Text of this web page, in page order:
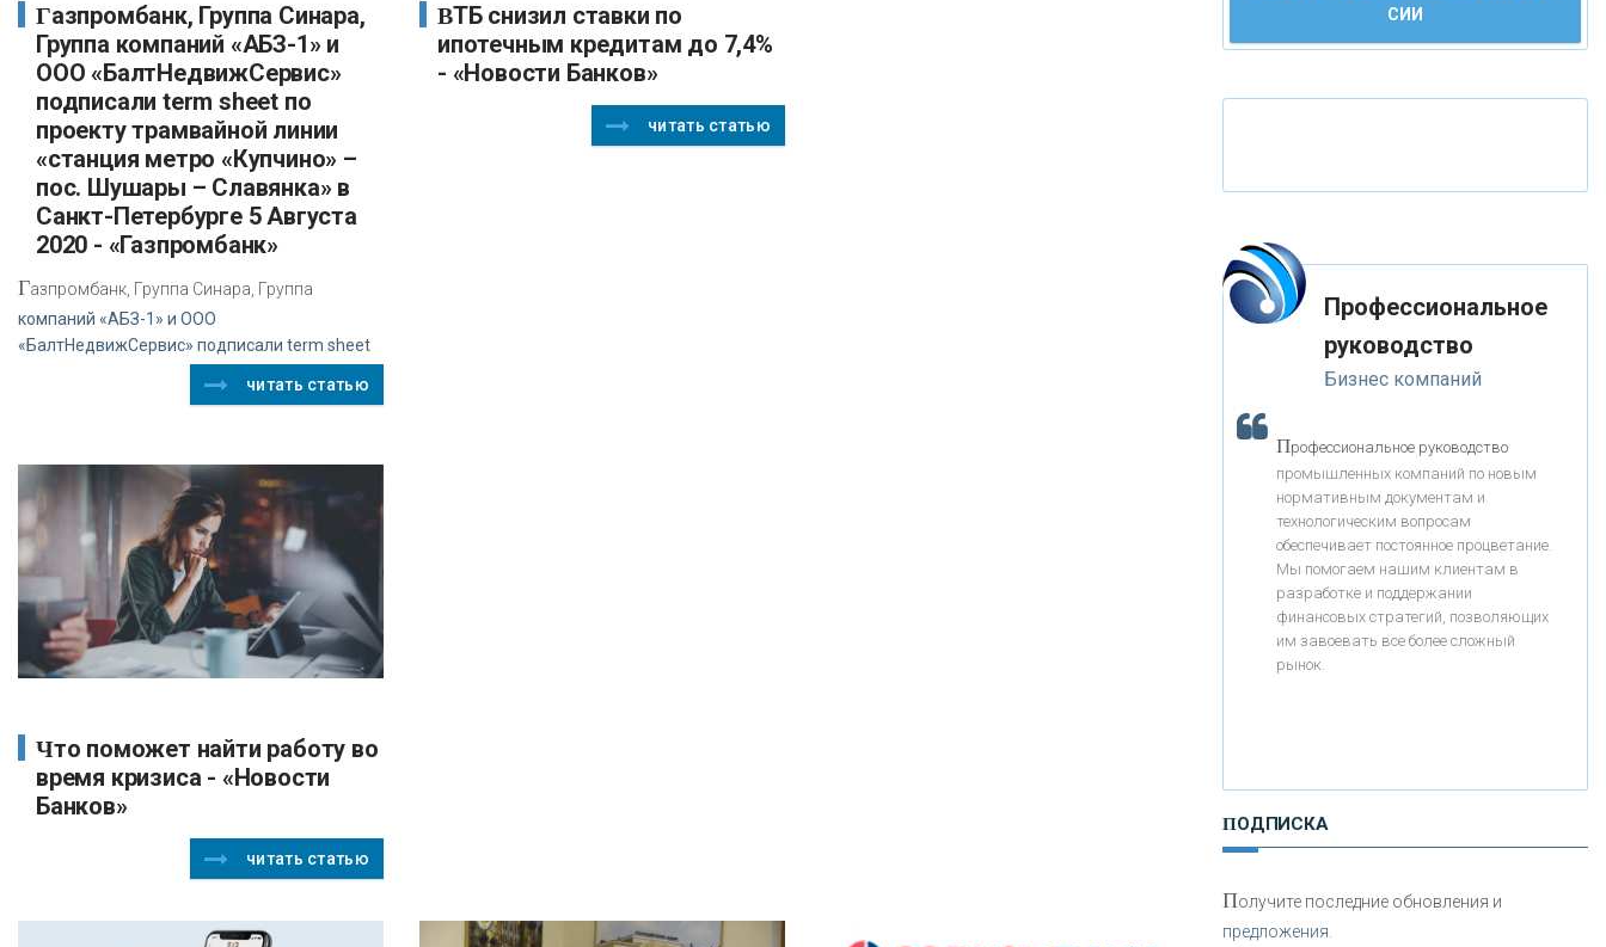
Газпромбанк, Группа Синара,
Группа компаний «АБЗ-1» и
ООО «БалтНедвижСервис»
подписали term sheet по
проекту трамвайной линии
«станция метро «Купчино» –
пос. Шушары – Славянка» в
Санкт-Петербурге 5 Августа
2020 - «Газпромбанк»
Газпромбанк, Группа Синара, Группа
компаний «АБЗ-1» и ООО
«БалтНедвижСервис» подписали term sheet
читать статью
ВТБ снизил ставки по
ипотечным кредитам до 7,4%
- «Новости Банков»
читать статью
Что поможет найти работу во
время кризиса - «Новости
Банков»
читать статью
«ВНЕШПРОМБАНК»
«ТРАСТ»
«ГАЗПРОМБАНК»
«МОСКОВСКИЙ КРЕДИТНЫЙ
БАНК»
«АБСОЛЮТ БАНК»
«БАНК ВОЗРОЖДЕНИЕ»
«РОССИЙСКИЙ КАПИТАЛ»
«НАЦИОНАЛЬНЫЙ
КЛИРИНГОВЫЙ ЦЕНТР»
СИИ
Профессиональное
руководство
Бизнес компаний
Профессиональное руководство
промышленных компаний по новым
нормативным документам и
технологическим вопросам
обеспечивает постоянное процветание.
Мы помогаем нашим клиентам в
разработке и поддержании
финансовых стратегий, позволяющих
им завоевать все более сложный
рынок.
ПОДПИСКА
Получите последние обновления и
предложения.